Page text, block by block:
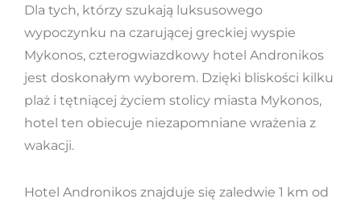
Dla tych, którzy szukają luksusowego
wypoczynku na czarującej greckiej wyspie
Mykonos, czterogwiazdkowy hotel Andronikos
jest doskonałym wyborem. Dzięki bliskości kilku
plaż i tętniącej życiem stolicy miasta Mykonos,
hotel ten obiecuje niezapomniane wrażenia z
wakacji.
Hotel Andronikos znajduje się zaledwie 1 km od